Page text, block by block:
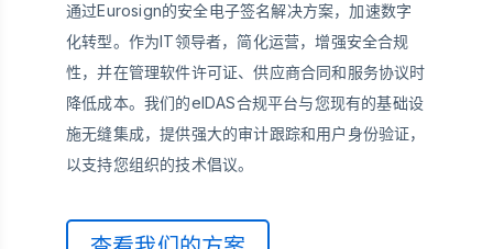
通过Eurosign的安全电子签名解决方案，加速数字
化转型。作为IT领导者，简化运营，增强安全合规
性，并在管理软件许可证、供应商合同和服务协议时
降低成本。我们的eIDAS合规平台与您现有的基础设
施无缝集成，提供强大的审计跟踪和用户身份验证，
以支持您组织的技术倡议。